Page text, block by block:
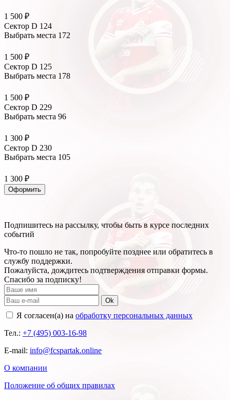
1 500 ₽
Сектор D 124
Выбрать места 172
1 500 ₽
Сектор D 125
Выбрать места 178
1 500 ₽
Сектор D 229
Выбрать места 96
1 300 ₽
Сектор D 230
Выбрать места 105
1 300 ₽
Оформить
Подпишитесь на рассылку, чтобы быть в курсе последних
событий
Что-то пошло не так, попробуйте позднее или обратитесь в
службу поддержки.
Пожалуйста, дождитесь подтверждения отправки формы.
Спасибо за подписку!
Ok
Я согласен(а) на обработку персональных данных
Тел.: +7 (495) 003-16-98
E-mail: info@fcspartak.online
О компании
Положение об общих правилах